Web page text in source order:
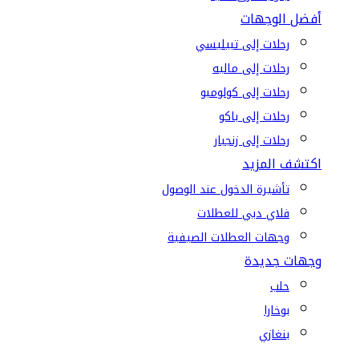
أفضل الوجهات
رحلات إلى تبيليسي
رحلات إلى ماليه
رحلات إلى كولومبو
رحلات إلى باكو
رحلات إلى زنجبار
اكتشف المزيد
تأشيرة الدخول عند الوصول
فلاي دبي للعطلات
وجهات العطلات الصيفية
وجهات جديدة
حلب
بوخارا
بنغازي